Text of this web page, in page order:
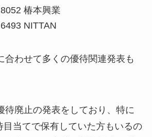
8052 椿本興業
NITTAN
合わせて多くの優待関連発表も
待廃止の発表をしており、特に
目当てで保有していた方もいるの